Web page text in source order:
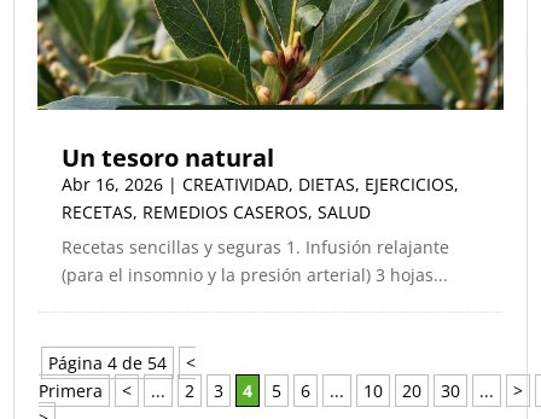
Un tesoro natural
Abr 16, 2026 |CREATIVIDAD, DIETAS, EJERCICIOS,
RECETAS, REMEDIOS CASEROS,SALUD
Recetas sencillas y seguras 1. Infusión relajante
(para el insomnio y la presión arterial) 3 hojas...
Página 4 de 54
<
Primera
< ... 2 3 4 5 6 ... 10 20 30 ...
>